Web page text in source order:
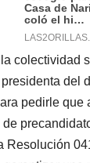
colectividad
del
pedirle que
Resolución